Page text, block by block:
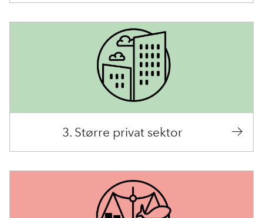
3. Større privat sektor